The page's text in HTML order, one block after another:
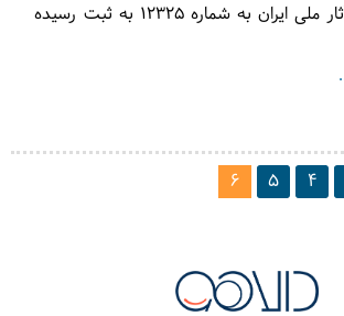
و در فهرست آثار ملی ایران به شماره 12325 به ثبت رسیده
4
5
6